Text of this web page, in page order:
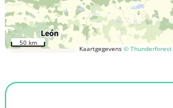
Kaartgegevens © Thunderforest
50 km